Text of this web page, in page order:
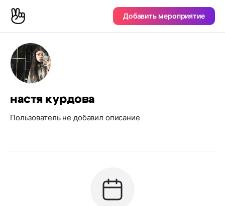
Добавить мероприятие
настя курдова
Пользователь не добавил описание